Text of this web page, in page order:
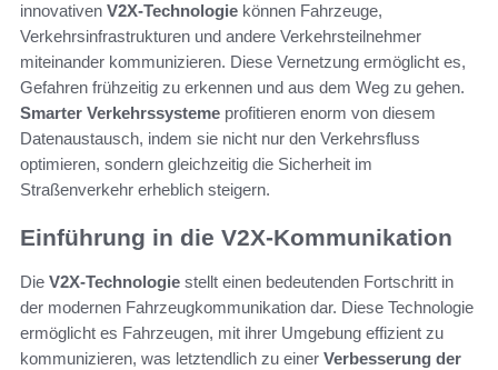
innovativen V2X-Technologie können Fahrzeuge,
Verkehrsinfrastrukturen und andere Verkehrsteilnehmer
miteinander kommunizieren. Diese Vernetzung ermöglicht es,
Gefahren frühzeitig zu erkennen und aus dem Weg zu gehen.
Smarter Verkehrssysteme profitieren enorm von diesem
Datenaustausch, indem sie nicht nur den Verkehrsfluss
optimieren, sondern gleichzeitig die Sicherheit im
Straßenverkehr erheblich steigern.
Einführung in die V2X-Kommunikation
Die V2X-Technologie stellt einen bedeutenden Fortschritt in
der modernen Fahrzeugkommunikation dar. Diese Technologie
ermöglicht es Fahrzeugen, mit ihrer Umgebung effizient zu
kommunizieren, was letztendlich zu einer Verbesserung der